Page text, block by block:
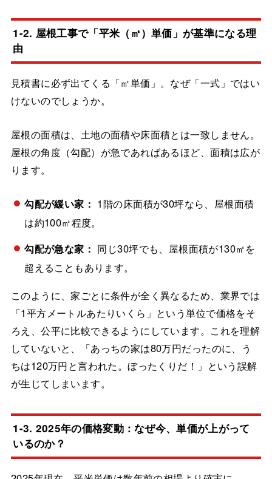
1-2. 屋根工事で「平米（㎡）単価」が基準になる理
由
見積書に必ず出てくる「㎡単価」。なぜ「一式」ではい
けないのでしょうか。
屋根の面積は、土地の面積や床面積とは一致しません。
屋根の角度（勾配）が急であればあるほど、面積は広が
ります。
勾配が緩い家： 1階の床面積が30坪なら、屋根面積
は約100㎡程度。
勾配が急な家： 同じ30坪でも、屋根面積が130㎡を
超えることもあります。
このように、家ごとに条件が全く異なるため、業界では
「1平方メートルあたりいくら」という単位で価格をそ
ろえ、公平に比較できるようにしています。これを理解
していないと、「あっちの家は80万円だったのに、う
ちは120万円と言われた。ぼったくりだ！」という誤解
が生じてしまいます。
1-3. 2025年の価格変動：なぜ今、単価が上がって
いるのか？